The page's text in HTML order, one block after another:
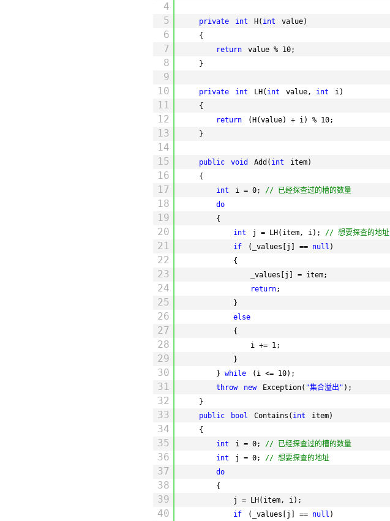
4
5
6
7
8
9
10
11
12
13
14
15
16
17
18
19
20
21
22
23
24
25
26
27
28
29
30
31
32
33
34
35
36
37
38
39
40
private int H( int
value)
{
return
value % 10;
}
private int LH( int value, int
i)
{
return
(H(value) + i) % 10;
}
public void Add( int
item)
{
int
i = 0; // 已经探查过的槽的数量
do
{
int
j = LH(item, i); // 想要探查的地址
if
(_values[j] == null )
{
_values[j] = item;
return;
}
else
{
i += 1;
}
} while
(i <= 10);
throw
new Exception( "集合溢出" );
}
public
bool Contains( int
item)
{
int
i = 0; // 已经探查过的槽的数量
int
j = 0; // 想要探查的地址
do
{
j = LH(item, i);
if
(_values[j] == null )